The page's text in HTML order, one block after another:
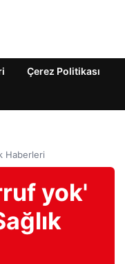
Çerez Politikası
Haberleri
yok'